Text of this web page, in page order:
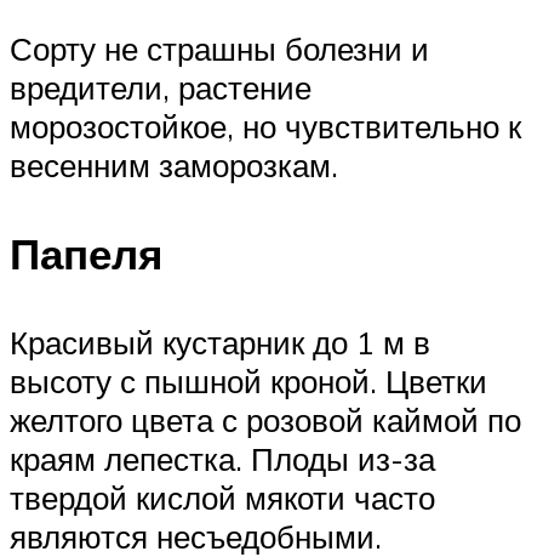
Сорту не страшны болезни и
вредители, растение
морозостойкое, но чувствительно к
весенним заморозкам.
Папеля
Красивый кустарник до 1 м в
высоту с пышной кроной. Цветки
желтого цвета с розовой каймой по
краям лепестка. Плоды из-за
твердой кислой мякоти часто
являются несъедобными.